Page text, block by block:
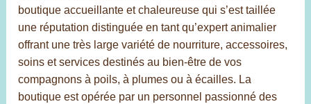
boutique accueillante et chaleureuse qui s’est taillée
une réputation distinguée en tant qu’expert animalier
offrant une très large variété de nourriture, accessoires,
soins et services destinés au bien-être de vos
compagnons à poils, à plumes ou à écailles. La
boutique est opérée par un personnel passionné des